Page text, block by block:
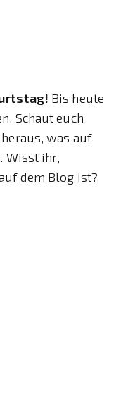
Bis heute
Schaut euch
was auf
Wisst ihr,
dem Blog ist?